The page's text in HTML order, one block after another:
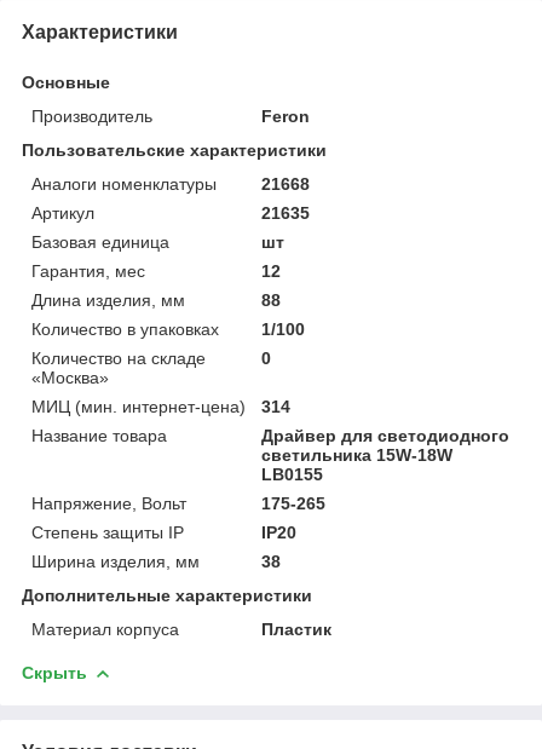
Характеристики
Основные
Производитель
Feron
Пользовательские характеристики
Аналоги номенклатуры
21668
Артикул
21635
Базовая единица
шт
Гарантия, мес
12
Длина изделия, мм
88
Количество в упаковках
1/100
Количество на складе
«Москва»
0
МИЦ (мин. интернет-цена)
314
Название товара
Драйвер для светодиодного
светильника 15W-18W
LB0155
Напряжение, Вольт
175-265
Степень защиты IP
IP20
Ширина изделия, мм
38
Дополнительные характеристики
Материал корпуса
Пластик
Скрыть